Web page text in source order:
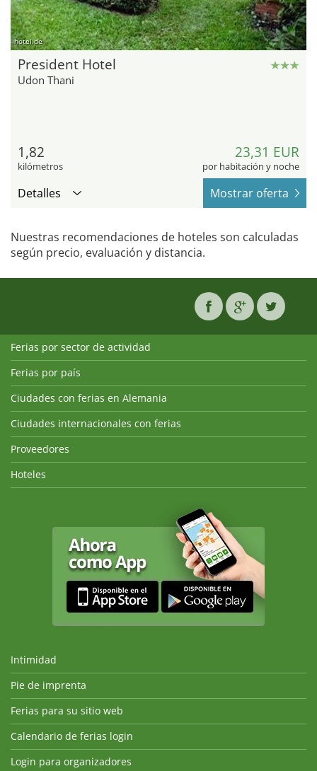
hotel.de
President Hotel
Udon Thani
1,82
kilómetros
23,31 EUR
por habitación y noche
Detalles Mostrar oferta
Nuestras recomendaciones de hoteles son calculadas
según precio, evaluación y distancia.
Ferias por sector de actividad
Ferias por país
Ciudades con ferias en Alemania
Ciudades internacionales con ferias
Proveedores
Hoteles
Intimidad
Pie de imprenta
Ferias para su sitio web
Calendario de ferias login
Login para organizadores